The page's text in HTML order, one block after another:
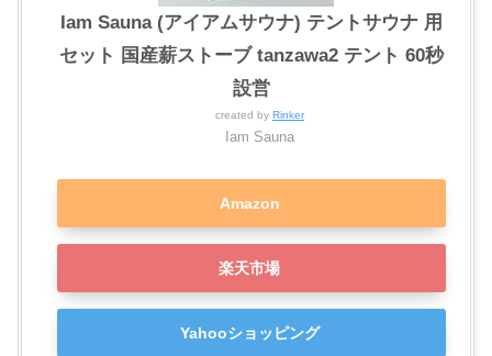
Iam Sauna (アイアムサウナ) テントサウナ 用
セット 国産薪ストーブ tanzawa2 テント 60秒
設営
created by Rinker
Iam Sauna
Amazon
楽天市場
Yahooショッピング